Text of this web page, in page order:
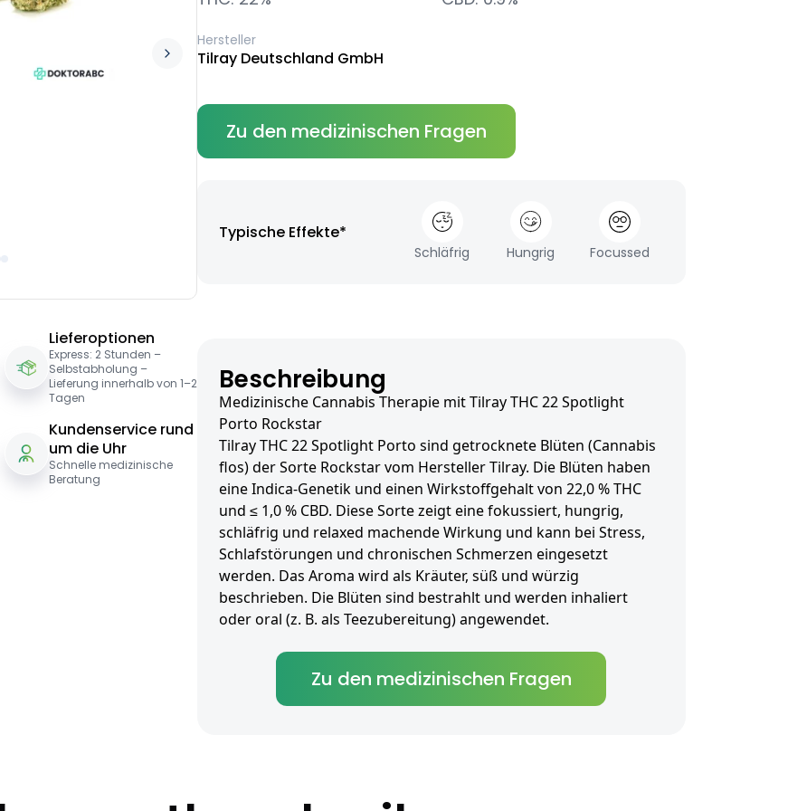
Lieferoptionen
Express: 2 Stunden –
Selbstabholung –
Lieferung innerhalb von 1–2
Tagen
Kundenservice rund
um die Uhr
Schnelle medizinische
Beratung
Hersteller
Tilray Deutschland GmbH
Zu den medizinischen Fragen
Typische Effekte*
Schläfrig Hungrig Focussed
Beschreibung
Medizinische Cannabis Therapie mit Tilray THC 22 Spotlight
Porto Rockstar
Tilray THC 22 Spotlight Porto sind getrocknete Blüten (Cannabis
flos) der Sorte Rockstar vom Hersteller Tilray. Die Blüten haben
eine Indica-Genetik und einen Wirkstoffgehalt von 22,0 % THC
und ≤ 1,0 % CBD. Diese Sorte zeigt eine fokussiert, hungrig,
schläfrig und relaxed machende Wirkung und kann bei Stress,
Schlafstörungen und chronischen Schmerzen eingesetzt
werden. Das Aroma wird als Kräuter, süß und würzig
beschrieben. Die Blüten sind bestrahlt und werden inhaliert
oder oral (z. B. als Teezubereitung) angewendet.
Zu den medizinischen Fragen